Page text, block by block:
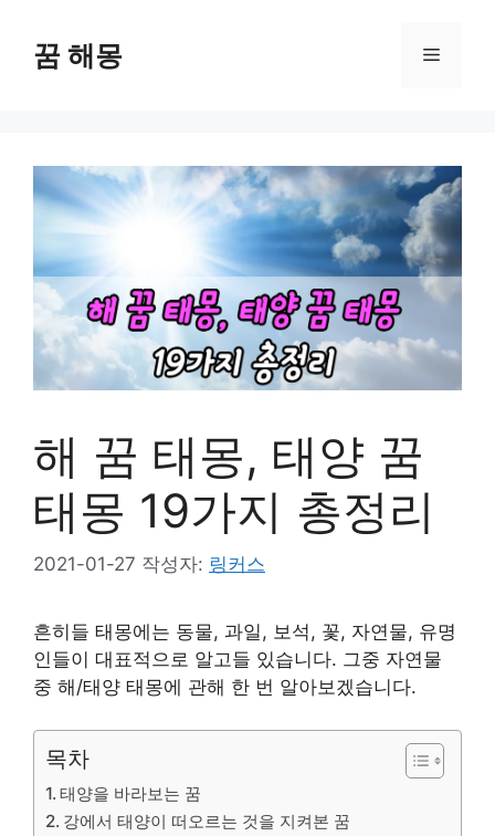
꿈 해몽 메
해 꿈 태몽, 태양 꿈
태몽 19가지 총정리
2021-01-27 작성자: 링커스
흔히들 태몽에는 동물, 과일, 보석, 꽃, 자연물, 유명
인들이 대표적으로 알고들 있습니다. 그중 자연물
중 해/태양 태몽에 관해 한 번 알아보겠습니다.
목차
태양을 바라보는 꿈
강에서 태양이 떠오르는 것을 지켜본 꿈